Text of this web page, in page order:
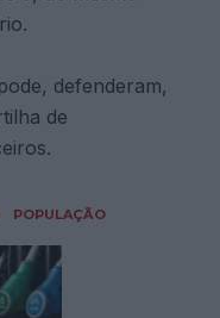
defenderam,
de
POPULAÇÃO